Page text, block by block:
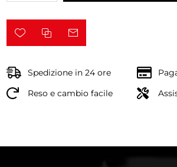
Spedizione in 24 ore
Reso e cambio facile